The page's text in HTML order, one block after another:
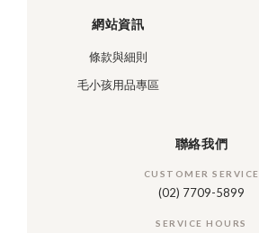
網站資訊
條款與細則
毛小孩用品專區
聯絡我們
CUSTOMER SERVICE
(02) 7709-5899
SERVICE HOURS